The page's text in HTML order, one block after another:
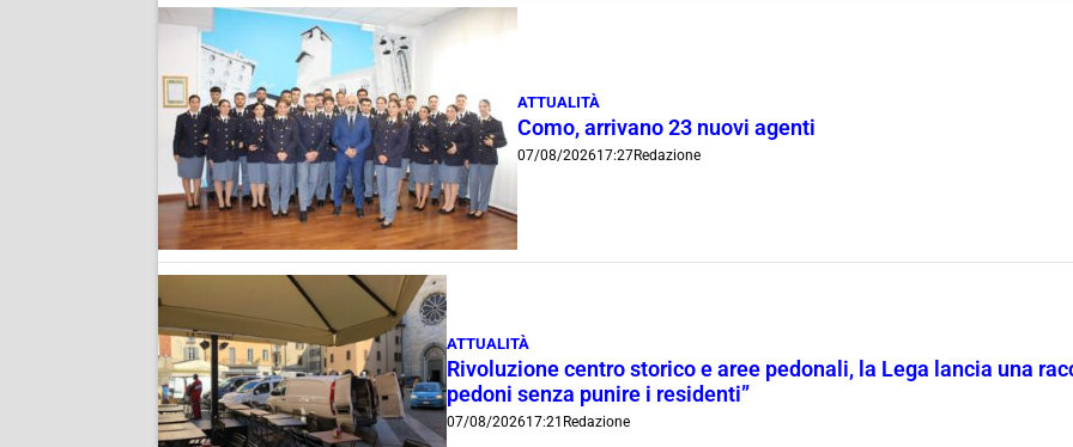
ATTUALITÀ
Como, arrivano 23 nuovi agenti
07/08/202617:27Redazione
ATTUALITÀ
Rivoluzione centro storico e aree pedonali, la Lega lancia una
pedoni senza punire i residenti”
07/08/202617:21 Redazione